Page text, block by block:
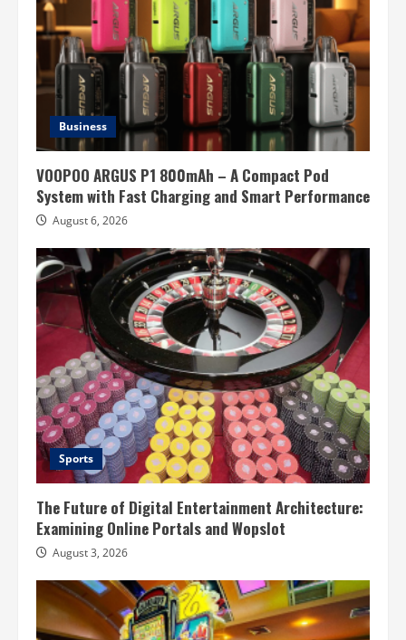
Business
VOOPOO ARGUS P1 800mAh – A Compact Pod
System with Fast Charging and Smart Performance
August 6, 2026
Sports
The Future of Digital Entertainment Architecture:
Examining Online Portals and Wopslot
August 3, 2026